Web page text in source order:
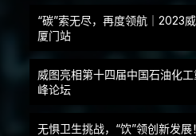
“碳”索无尽，再度领航｜2023
厦门站
威图亮相第十四届中国石油化
峰论坛
无惧卫生挑战，“饮”领创新发展